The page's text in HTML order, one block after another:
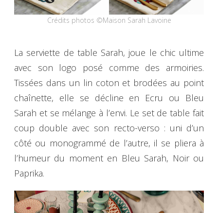
Crédits photos ©Maison Sarah Lavoine
La serviette de table Sarah, joue le chic ultime
avec son logo posé comme des armoiries.
Tissées dans un lin coton et brodées au point
chaînette, elle se décline en Ecru ou Bleu
Sarah et se mélange à l’envi. Le set de table fait
coup double avec son recto-verso : uni d’un
côté ou monogrammé de l’autre, il se pliera à
l’humeur du moment en Bleu Sarah, Noir ou
Paprika.